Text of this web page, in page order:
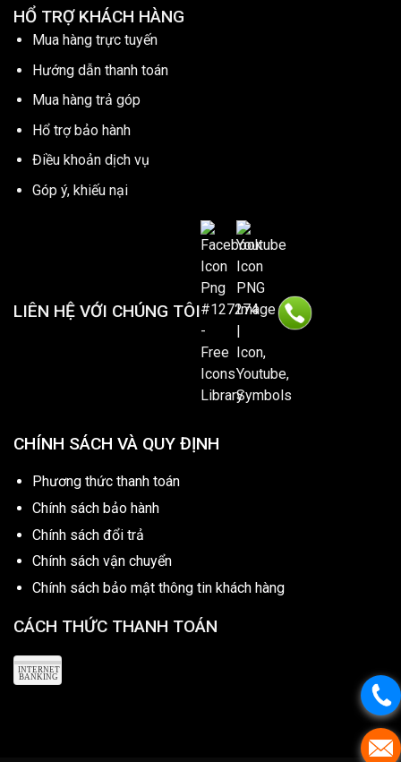
HỔ TRỢ KHÁCH HÀNG
Mua hàng trực tuyến
Hướng dẫn thanh toán
Mua hàng trả góp
Hổ trợ bảo hành
Điều khoản dịch vụ
Góp ý, khiếu nại
LIÊN HỆ VỚI CHÚNG TÔI
CHÍNH SÁCH VÀ QUY ĐỊNH
Phương thức thanh toán
Chính sách bảo hành
Chính sách đổi trả
Chính sách vận chuyển
Chính sách bảo mật thông tin khách hàng
CÁCH THỨC THANH TOÁN